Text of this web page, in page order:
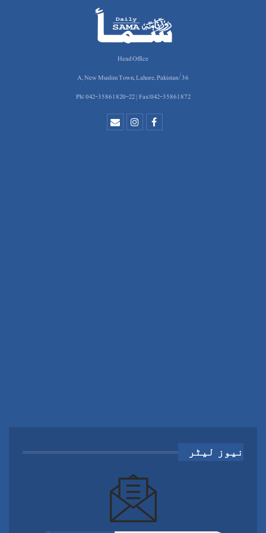
Head Office
36/A, New Muslim Town, Lahore, Pakistan
Ph: 042-35861820-22 | Fax:042-35861872
نیوز لیٹر